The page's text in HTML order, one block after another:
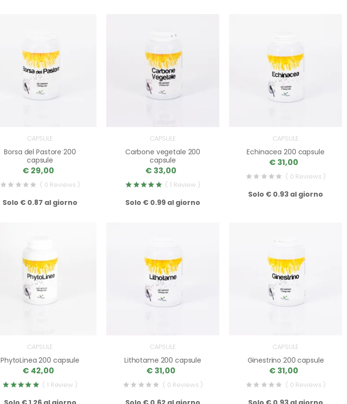
CAPSULE
Borsa del Pastore 200
capsule
€ 29,00
( 0 Reviews )
Solo € 0.87 al giorno
CAPSULE
Carbone vegetale 200
capsule
€ 33,00
( 1 Review )
Solo € 0.99 al giorno
CAPSULE
Echinacea 200 capsule
€ 31,00
( 0 Reviews )
Solo € 0.93 al giorno
CAPSULE
PhytoLinea 200 capsule
€ 42,00
( 1 Review )
CAPSULE
Lithotame 200 capsule
€ 31,00
( 0 Reviews )
CAPSULE
Ginestrino 200 capsule
€ 31,00
( 0 Reviews )